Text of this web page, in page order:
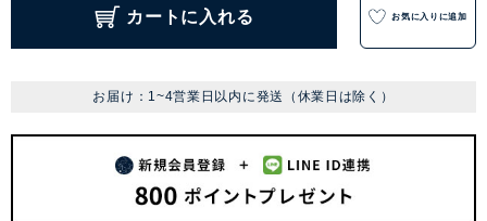
カートに入れる お気に入りに追加
お届け：1~4営業日以内に発送（休業日は除く）